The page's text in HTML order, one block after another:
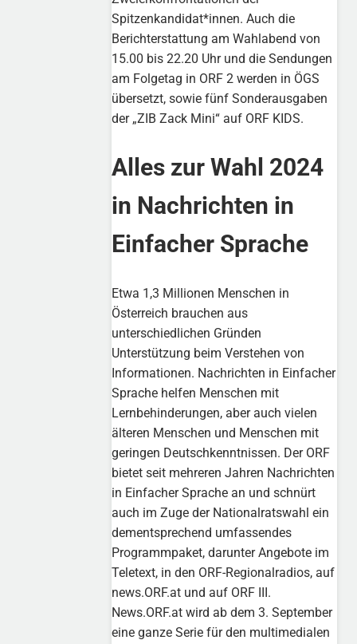
Spitzenkandidat*innen. Auch die
Berichterstattung am Wahlabend von
15.00 bis 22.20 Uhr und die Sendungen
am Folgetag in ORF 2 werden in ÖGS
übersetzt, sowie fünf Sonderausgaben
der „ZIB Zack Mini“ auf ORF KIDS.
Alles zur Wahl 2024
in Nachrichten in
Einfacher Sprache
Etwa 1,3 Millionen Menschen in
Österreich brauchen aus
unterschiedlichen Gründen
Unterstützung beim Verstehen von
Informationen. Nachrichten in Einfacher
Sprache helfen Menschen mit
Lernbehinderungen, aber auch vielen
älteren Menschen und Menschen mit
geringen Deutschkenntnissen. Der ORF
bietet seit mehreren Jahren Nachrichten
in Einfacher Sprache an und schnürt
auch im Zuge der Nationalratswahl ein
dementsprechend umfassendes
Programmpaket, darunter Angebote im
Teletext, in den ORF-Regionalradios, auf
news.ORF.at und auf ORF III.
News.ORF.at wird ab dem 3. September
eine ganze Serie für den multimedialen